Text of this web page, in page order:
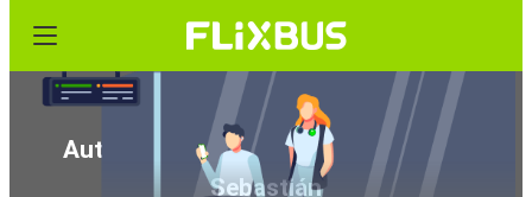
Autobús de Chalon-sur-Saône a San
Sebastián